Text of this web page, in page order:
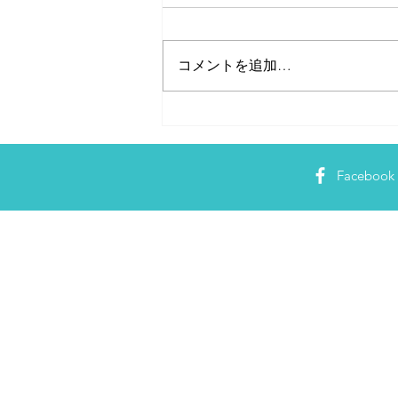
ュースサイト「mammemo」
コメントを追加…
Facebook